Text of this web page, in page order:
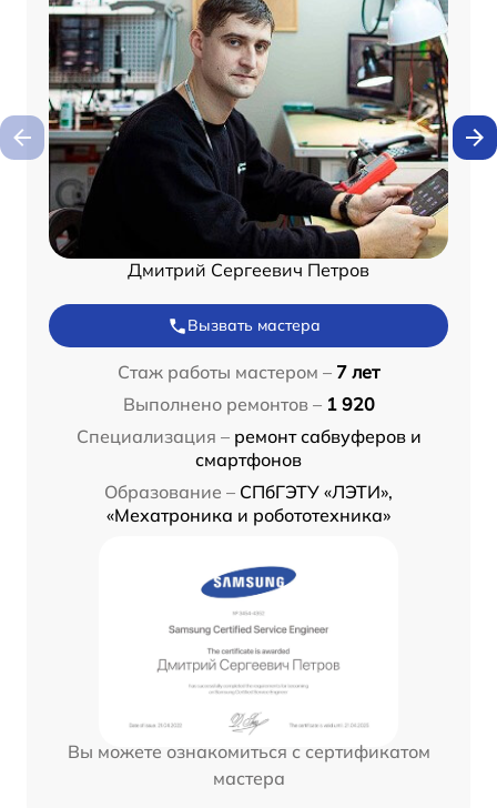
Дмитрий Сергеевич Петров
Вызвать мастера
Стаж работы мастером – 7 лет
Выполнено ремонтов – 1 920
Специализация – ремонт сабвуферов и
смартфонов
Образование – СПбГЭТУ «ЛЭТИ»,
«Мехатроника и робототехника»
Вы можете ознакомиться с сертификатом
мастера